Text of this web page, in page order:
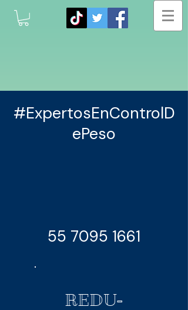
#ExpertosEnControlD
ePeso
55 7095 1661
REDU-